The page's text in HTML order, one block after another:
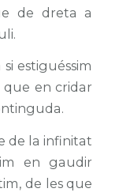
de dreta a
estiguéssim
en cridar
de la infinitat
en gaudir
de les que